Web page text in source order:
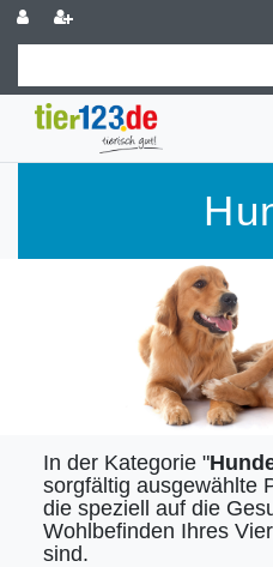
In der Kategorie "
sorgfältig ausgewählte
die speziell auf die
Wohlbefinden Ihres
sind.